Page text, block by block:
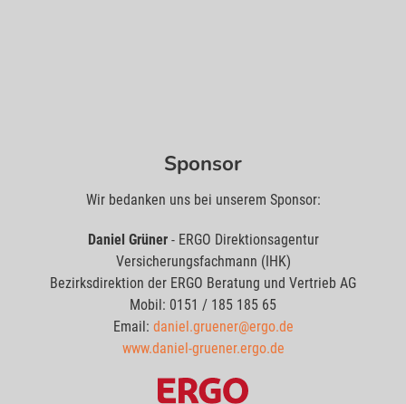
Sponsor
Wir bedanken uns bei unserem Sponsor:
Daniel Grüner- ERGO Direktionsagentur
Versicherungsfachmann (IHK)
Bezirksdirektion der ERGO Beratung und Vertrieb AG
Mobil: 0151 / 185 185 65
Email: daniel.gruener@ergo.de
www.daniel-gruener.ergo.de